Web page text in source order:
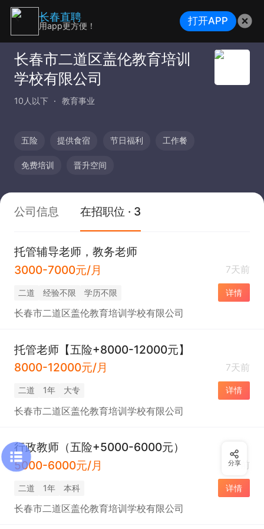
长春市二道区盖伦教育培训
学校有限公司
10人以下 教育事业
五险 提供食宿 节日福利 工作餐
免费培训 晋升空间
公司信息 在招职位 · 3
托管辅导老师，教务老师
3000-7000元/月
7天前
二道 经验不限 学历不限 详情
长春市二道区盖伦教育培训学校有限公司
托管老师【五险+8000-12000元】
8000-12000元/月
7天前
二道 1年 大专 详情
长春市二道区盖伦教育培训学校有限公司
行政教师（五险+5000-6000元）
5000-6000元/月
7天前
二道 1年 本科 详情
长春市二道区盖伦教育培训学校有限公司
分享
长春直聘
用app更方便！ 打开APP